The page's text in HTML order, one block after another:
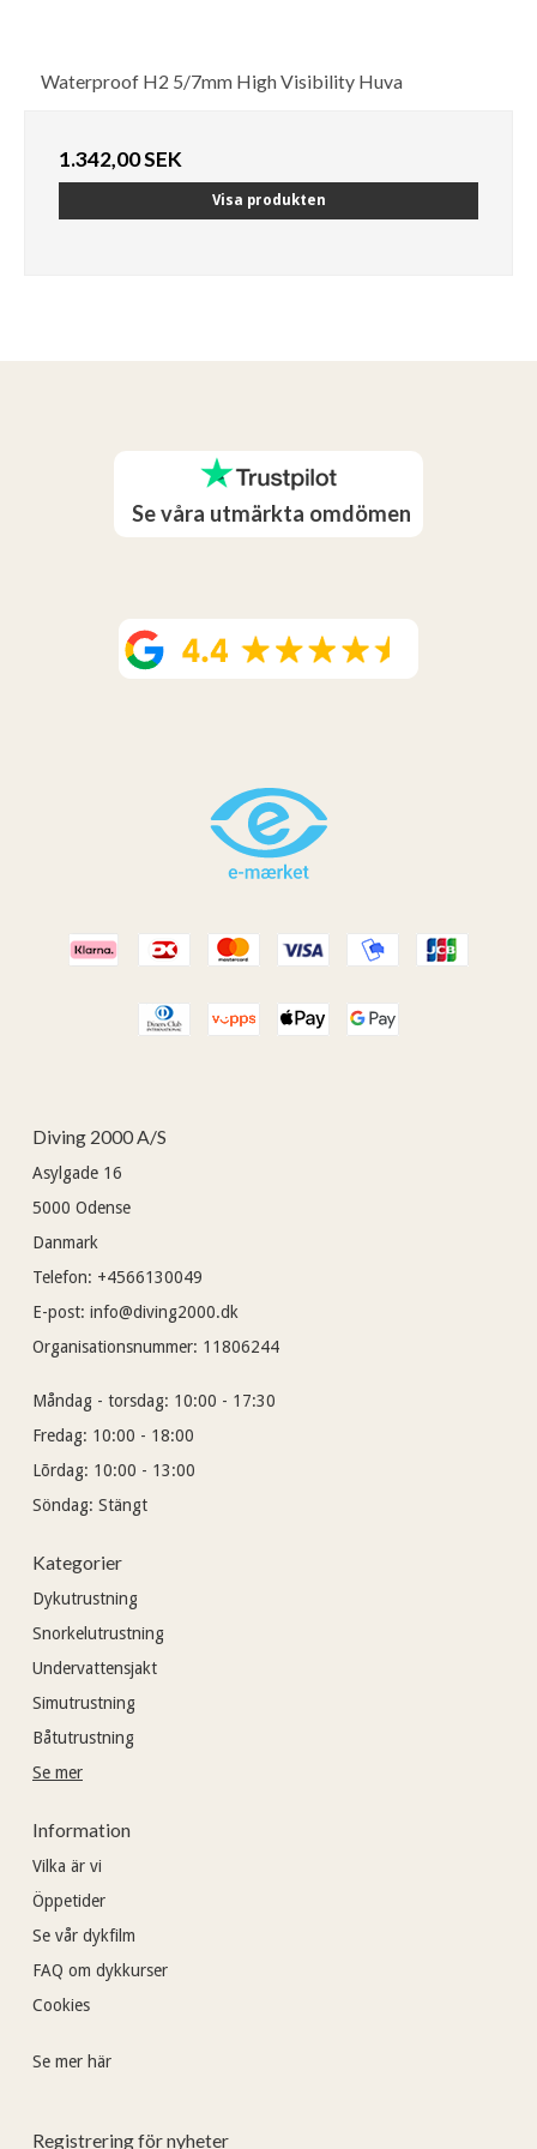
Waterproof H2 5/7mm High Visibility Huva
1.342,00 SEK
Visa produkten
Se våra utmärkta omdömen
Diving 2000 A/S
Asylgade 16
5000 Odense
Danmark
Telefon: +4566130049
E-post: info@diving2000.dk
Organisationsnummer: 11806244
Måndag - torsdag: 10:00 - 17:30
Fredag: 10:00 - 18:00
Lõrdag: 10:00 - 13:00
Söndag: Stängt
Kategorier
Dykutrustning
Snorkelutrustning
Undervattensjakt
Simutrustning
Båtutrustning
Se mer
Information
Vilka är vi
Öppetider
Se vår dykfilm
FAQ om dykkurser
Cookies
Se mer här
Registrering för nyheter